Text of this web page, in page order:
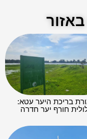
בריכת היער עטא:
חורף יער חדרה